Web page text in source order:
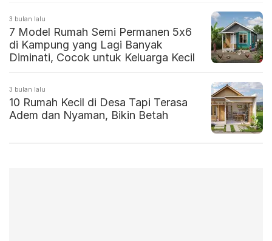
3 bulan lalu
7 Model Rumah Semi Permanen 5x6
di Kampung yang Lagi Banyak
Diminati, Cocok untuk Keluarga Kecil
3 bulan lalu
10 Rumah Kecil di Desa Tapi Terasa
Adem dan Nyaman, Bikin Betah